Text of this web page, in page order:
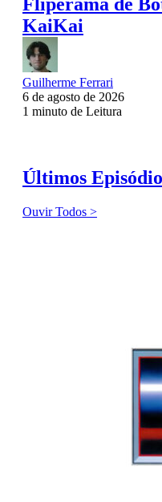
KaiKai
Guilherme Ferrari
6 de agosto de 2026
1 minuto de Leitura
Últimos
Ouvir Todos >